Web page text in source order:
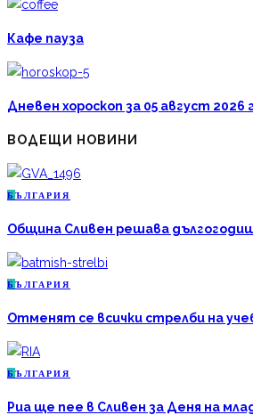
Кафе пауза
Дневен хороскоп за 05 август 2026
ВОДЕЩИ НОВИНИ
Б ЪЛГАРИЯ
Община Сливен решава
Б ЪЛГАРИЯ
Отменят се всички стрелби на
Б ЪЛГАРИЯ
Риа ще пее в Сливен за Деня на